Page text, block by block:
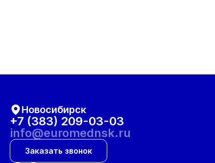
Новосибирск
+7 (383) 209-03-03
info@euromednsk.ru
Заказать звонок